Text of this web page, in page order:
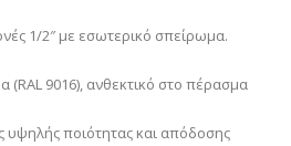
1/2″ με εσωτερικό σπείρωμα.
(RAL 9016), ανθεκτικό στο πέρασμα
υψηλής ποιότητας και απόδοσης